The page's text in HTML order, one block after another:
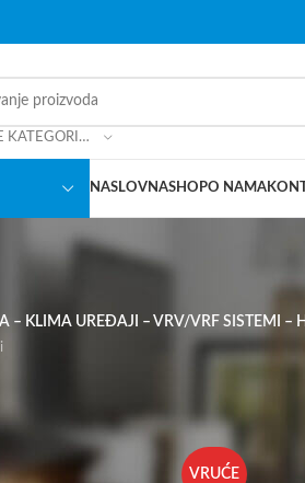
ODABERITE KATEGORIJU
NASLOVNASHOPO NAMA
– KLIMA UREĐAJI – VRV/VRF SISTEMI –
VRUĆE